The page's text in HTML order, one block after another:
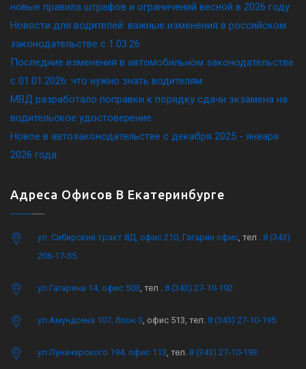
новые правила штрафов и ограничений весной в 2026 году
Новости для водителей: важные изменения в российском
законодательстве c 1.03.26
Последние изменения в автомобильном законодательстве
c 01.01.2026: что нужно знать водителям
МВД разработало поправки к порядку сдачи экзамена на
водительское удостоверение
Новое в автозаконодательстве с декабря 2025 - января
2026 года
Адреса Офисов В Екатеринбурге
ул. Сибирский тракт 8Д, офис 210, Гагарин офис, тел . 8 (343)
206-17-35
ул.Гагарина 14, офис 503, тел . 8 (343) 27-10-192
ул.Амундсена 107, блок 3, офис 513, тел. 8 (343) 27-10-195
ул.Луначарского 194, офис 113, тел. 8 (343) 27-10-193